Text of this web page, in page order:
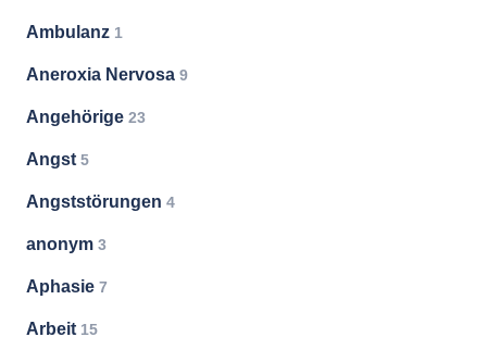
Ambulanz 1
Aneroxia Nervosa 9
Angehörige 23
Angst 5
Angststörungen 4
anonym 3
Aphasie 7
Arbeit 15